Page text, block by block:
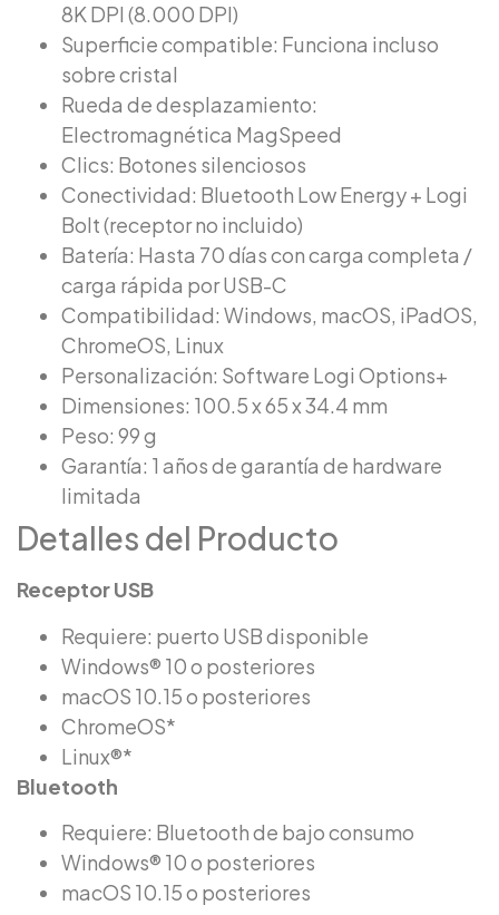
8K DPI (8.000 DPI)
Superficie compatible: Funciona incluso
sobre cristal
Rueda de desplazamiento:
Electromagnética MagSpeed
Clics: Botones silenciosos
Conectividad: Bluetooth Low Energy + Logi
Bolt (receptor no incluido)
Batería: Hasta 70 días con carga completa /
carga rápida por USB-C
Compatibilidad: Windows, macOS, iPadOS,
ChromeOS, Linux
Personalización: Software Logi Options+
Dimensiones: 100.5 x 65 x 34.4 mm
Peso: 99 g
Garantía: 1 años de garantía de hardware
limitada
Detalles del Producto
Receptor USB
Requiere: puerto USB disponible
Windows® 10 o posteriores
macOS 10.15 o posteriores
ChromeOS*
Linux®*
Bluetooth
Requiere: Bluetooth de bajo consumo
Windows® 10 o posteriores
macOS 10.15 o posteriores